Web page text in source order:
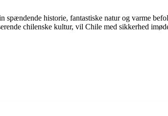
historie, fantastiske natur og varme
chilenske kultur, vil Chile med sikkerhed